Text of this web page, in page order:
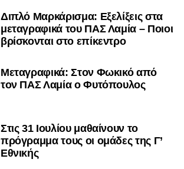
Διπλό Μαρκάρισμα: Εξελίξεις στα
μεταγραφικά του ΠΑΣ Λαμία – Ποιοι
βρίσκονται στο επίκεντρο
Μεταγραφικά: Στον Φωκικό από
τον ΠΑΣ Λαμία ο Φυτόπουλος
Στις 31 Ιουλίου μαθαίνουν το
πρόγραμμα τους οι ομάδες της Γ’
Εθνικής